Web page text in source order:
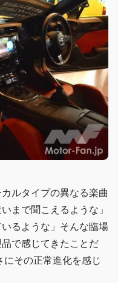
ルタイプの異なる楽曲
まで聞こえるような」
るような」そんな臨場
で感じてきたことだ
にその正常進化を感じ